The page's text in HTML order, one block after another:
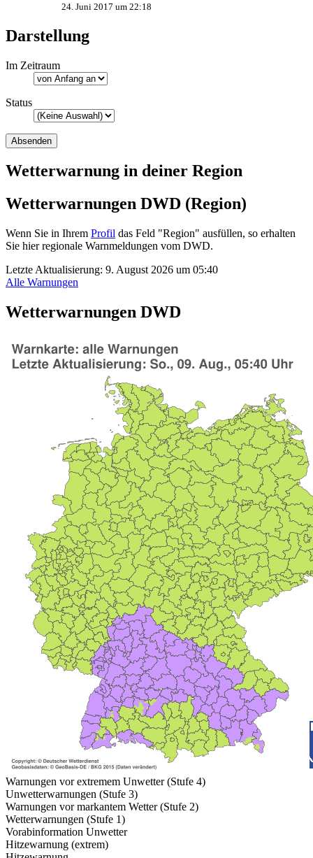
24. Juni 2017 um 22:18
Darstellung
Im Zeitraum
Status
Wetterwarnung in deiner Region
Wetterwarnungen DWD (Region)
Wenn Sie in Ihrem Profil das Feld "Region" ausfüllen, so erhalten
Sie hier regionale Warnmeldungen vom DWD.
Letzte Aktualisierung: 9. August 2026 um 05:40
Alle Warnungen
Wetterwarnungen DWD
Warnungen vor extremem Unwetter (Stufe 4)
Unwetterwarnungen (Stufe 3)
Warnungen vor markantem Wetter (Stufe 2)
Wetterwarnungen (Stufe 1)
Vorabinformation Unwetter
Hitzewarnung (extrem)